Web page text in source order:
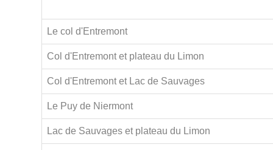
Le col d'Entremont
Col d'Entremont et plateau du Limon
Col d'Entremont et Lac de Sauvages
Le Puy de Niermont
Lac de Sauvages et plateau du Limon